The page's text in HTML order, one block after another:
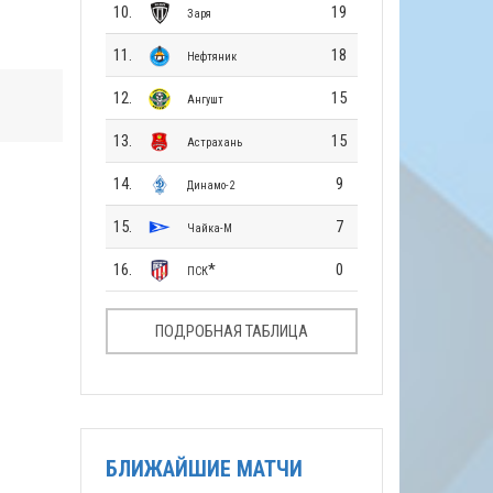
10. Заря 19
11. Нефтяник 18
12. Ангушт 15
13. Астрахань 15
14. Динамо-2 9
15. Чайка-М 7
16. ПСК* 0
ПОДРОБНАЯ ТАБЛИЦА
БЛИЖАЙШИЕ МАТЧИ